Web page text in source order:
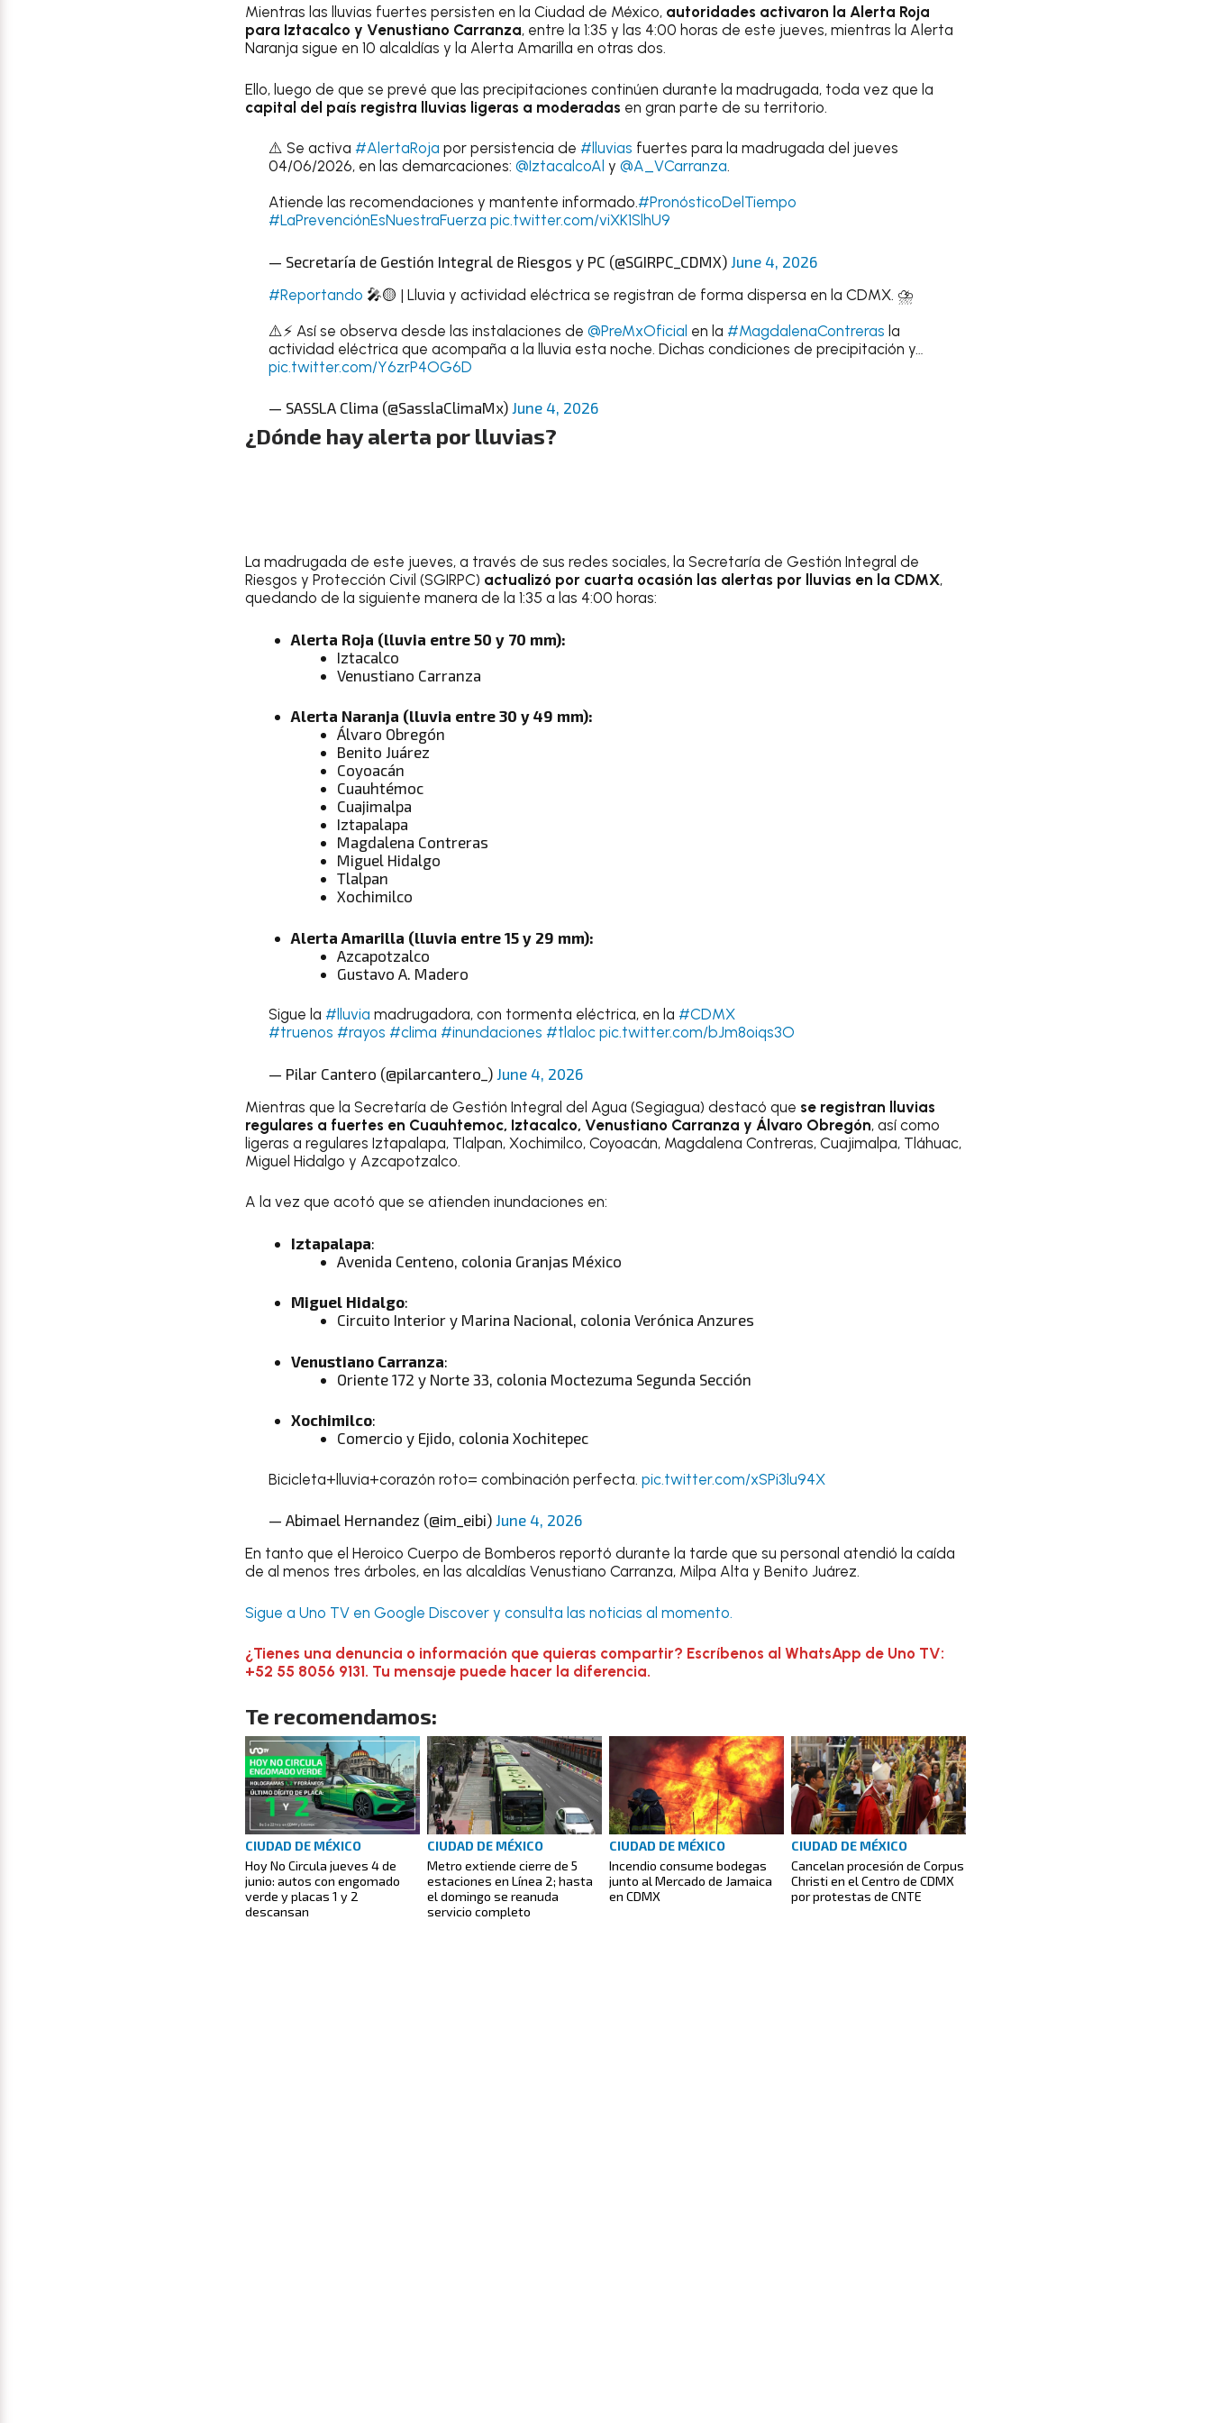
Mientras las lluvias fuertes persisten en la Ciudad de México, autoridades activaron la Alerta Roja
para Iztacalco y Venustiano Carranza, entre la 1:35 y las 4:00 horas de este jueves, mientras la Alerta
Naranja sigue en 10 alcaldías y la Alerta Amarilla en otras dos.
Ello, luego de que se prevé que las precipitaciones continúen durante la madrugada, toda vez que la
capital del país registra lluvias ligeras a moderadas en gran parte de su territorio.
⚠️ Se activa #AlertaRoja por persistencia de #lluvias fuertes para la madrugada del jueves
04/06/2026, en las demarcaciones: @IztacalcoAl y @A_VCarranza.
Atiende las recomendaciones y mantente informado.#PronósticoDelTiempo
#LaPrevenciónEsNuestraFuerza pic.twitter.com/viXK1SlhU9
— Secretaría de Gestión Integral de Riesgos y PC (@SGIRPC_CDMX) June 4, 2026
#Reportando 🎤🟡 | Lluvia y actividad eléctrica se registran de forma dispersa en la CDMX. ⛈️
⚠️⚡ Así se observa desde las instalaciones de @PreMxOficial en la #MagdalenaContreras la
actividad eléctrica que acompaña a la lluvia esta noche. Dichas condiciones de precipitación y…
pic.twitter.com/Y6zrP4OG6D
— SASSLA Clima (@SasslaClimaMx) June 4, 2026
¿Dónde hay alerta por lluvias?
La madrugada de este jueves, a través de sus redes sociales, la Secretaría de Gestión Integral de
Riesgos y Protección Civil (SGIRPC) actualizó por cuarta ocasión las alertas por lluvias en la CDMX,
quedando de la siguiente manera de la 1:35 a las 4:00 horas:
Alerta Roja (lluvia entre 50 y 70 mm):
Iztacalco
Venustiano Carranza
Alerta Naranja (lluvia entre 30 y 49 mm):
Álvaro Obregón
Benito Juárez
Coyoacán
Cuauhtémoc
Cuajimalpa
Iztapalapa
Magdalena Contreras
Miguel Hidalgo
Tlalpan
Xochimilco
Alerta Amarilla (lluvia entre 15 y 29 mm):
Azcapotzalco
Gustavo A. Madero
Sigue la #lluvia madrugadora, con tormenta eléctrica, en la #CDMX
#truenos #rayos #clima #inundaciones #tlaloc pic.twitter.com/bJm8oiqs3O
— Pilar Cantero (@pilarcantero_) June 4, 2026
Mientras que la Secretaría de Gestión Integral del Agua (Segiagua) destacó que se registran lluvias
regulares a fuertes en Cuauhtemoc, Iztacalco, Venustiano Carranza y Álvaro Obregón, así como
ligeras a regulares Iztapalapa, Tlalpan, Xochimilco, Coyoacán, Magdalena Contreras, Cuajimalpa, Tláhuac,
Miguel Hidalgo y Azcapotzalco.
A la vez que acotó que se atienden inundaciones en:
Iztapalapa:
Avenida Centeno, colonia Granjas México
Miguel Hidalgo:
Circuito Interior y Marina Nacional, colonia Verónica Anzures
Venustiano Carranza:
Oriente 172 y Norte 33, colonia Moctezuma Segunda Sección
Xochimilco:
Comercio y Ejido, colonia Xochitepec
Bicicleta+lluvia+corazón roto= combinación perfecta. pic.twitter.com/xSPi3lu94X
— Abimael Hernandez (@im_eibi) June 4, 2026
En tanto que el Heroico Cuerpo de Bomberos reportó durante la tarde que su personal atendió la caída
de al menos tres árboles, en las alcaldías Venustiano Carranza, Milpa Alta y Benito Juárez.
Sigue a Uno TV en Google Discover y consulta las noticias al momento.
¿Tienes una denuncia o información que quieras compartir? Escríbenos al WhatsApp de Uno TV:
+52 55 8056 9131. Tu mensaje puede hacer la diferencia.
Te recomendamos:
CIUDAD DE MÉXICO
Hoy No Circula jueves 4 de
junio: autos con engomado
verde y placas 1 y 2
descansan
CIUDAD DE MÉXICO
Metro extiende cierre de 5
estaciones en Línea 2; hasta
el domingo se reanuda
servicio completo
CIUDAD DE MÉXICO
Incendio consume bodegas
junto al Mercado de Jamaica
en CDMX
CIUDAD DE MÉXICO
Cancelan procesión de Corpus
Christi en el Centro de CDMX
por protestas de CNTE